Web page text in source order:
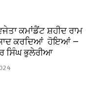
ਕਮਾਂਡੈਂਟ ਸ਼ਹੀਦ ਰਾਮ
ਯਾਦ ਕਰਦਿਆਂ ਹੋਇਆਂ —
ਸਿੰਘ ਭੁਲੇਰੀਆ